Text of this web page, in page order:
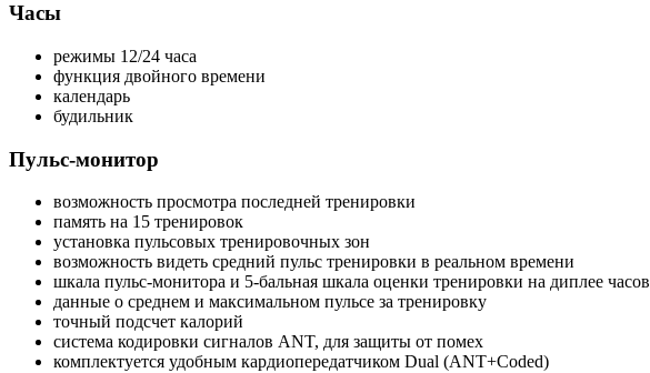
Часы
режимы 12/24 часа
функция двойного времени
календарь
будильник
Пульс-монитор
возможность просмотра последней тренировки
память на 15 тренировок
установка пульсовых тренировочных зон
возможность видеть средний пульс тренировки в реальном времени
шкала пульс-монитора и 5-бальная шкала оценки тренировки на диплее часов
данные о среднем и максимальном пульсе за тренировку
точный подсчет калорий
система кодировки сигналов ANT, для защиты от помех
комплектуется удобным кардиопередатчиком Dual (ANT+Coded)